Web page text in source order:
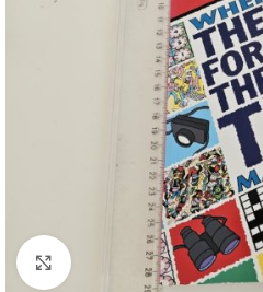
Faceți click pentru a mări